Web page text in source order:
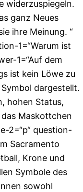
widerzuspiegeln.
ganz Neues
ihre Meinung. “
1=“Warum ist
1=“Auf dem
ist kein Löwe zu
dargestellt.
hohen Status,
Maskottchen
2=“p“ question-
Sacramento
Krone und
Symbole des
sowohl